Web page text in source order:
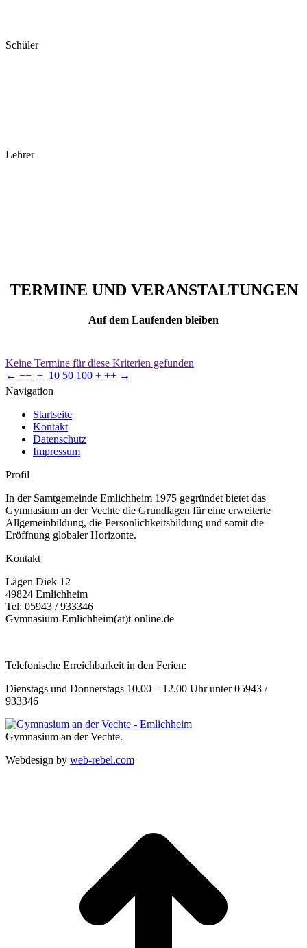
Schüler
Lehrer
TERMINE UND VERANSTALTUNGEN
Auf dem Laufenden bleiben
Keine Termine für diese Kriterien gefunden
← −− − 10 50 100 + ++ →
Navigation
Startseite
Kontakt
Datenschutz
Impressum
Profil
In der Samtgemeinde Emlichheim 1975 gegründet bietet das
Gymnasium an der Vechte die Grundlagen für eine erweiterte
Allgemeinbildung, die Persönlichkeitsbildung und somit die
Eröffnung globaler Horizonte.
Kontakt
Lägen Diek 12
49824 Emlichheim
Tel: 05943 / 933346
Gymnasium-Emlichheim(at)t-online.de
Telefonische Erreichbarkeit in den Ferien:
Dienstags und Donnerstags 10.00 – 12.00 Uhr unter 05943 /
933346
Gymnasium an der Vechte.
Webdesign by web-rebel.com